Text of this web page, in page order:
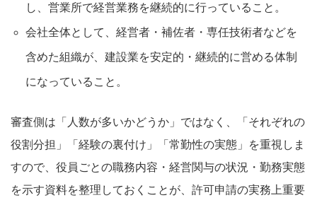
し、営業所で経営業務を継続的に行っていること。
会社全体として、経営者・補佐者・専任技術者などを
含めた組織が、建設業を安定的・継続的に営める体制
になっていること。
審査側は「人数が多いかどうか」ではなく、「それぞれの
役割分担」「経験の裏付け」「常勤性の実態」を重視しま
すので、役員ごとの職務内容・経営関与の状況・勤務実態
を示す資料を整理しておくことが、許可申請の実務上重要